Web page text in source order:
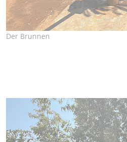
Der Brunnen